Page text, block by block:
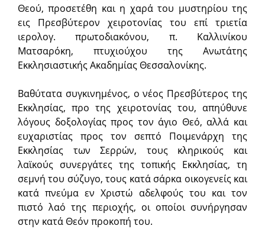
Θεού, προσετέθη και η χαρά του μυστηρίου της
εις Πρεσβύτερον χειροτονίας του επί τριετία
ιερολογ. πρωτοδιακόνου, π. Καλλινίκου
Ματσαρόκη, πτυχιούχου της Ανωτάτης
Εκκλησιαστικής Ακαδημίας Θεσσαλονίκης.
Βαθύτατα συγκινημένος, ο νέος Πρεσβύτερος της
Εκκλησίας, προ της χειροτονίας του, απηύθυνε
λόγους δοξολογίας προς τον άγιο Θεό, αλλά και
ευχαριστίας προς τον σεπτό Ποιμενάρχη της
Εκκλησίας των Σερρών, τους κληρικούς και
λαϊκούς συνεργάτες της τοπικής Εκκλησίας, τη
σεμνή του σύζυγο, τους κατά σάρκα οικογενείς και
κατά πνεύμα εν Χριστώ αδελφούς του και τον
πιστό λαό της περιοχής, οι οποίοι συνήργησαν
στην κατά Θεόν προκοπή του.